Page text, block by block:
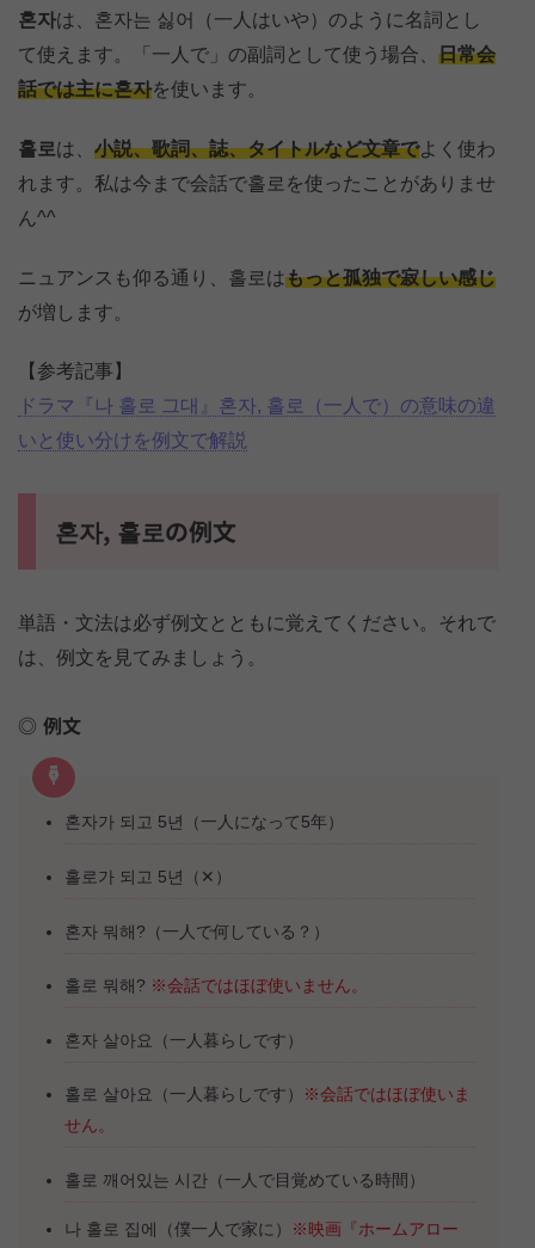
혼자は、혼자는 싫어（一人はいや）のように名詞とし
て使えます。「一人で」の副詞として使う場合、 日常会
話では主に혼자を使います。
홀로は、 小説、歌詞、誌、タイトルなど文章でよく使わ
れます。私は今まで会話で홀로を使ったことがありませ
ん^^
ニュアンスも仰る通り、홀로はもっと孤独で寂しい感じ
が増します。
【参考記事】
ドラマ『나 홀로 그대』혼자, 홀로（一人で）の意味の違
いと使い分けを例文で解説
혼자, 홀로の例文
単語・文法は必ず例文とともに覚えてください。それで
は、例文を見てみましょう。
例文
혼자가 되고 5년（一人になって5年）
홀로가 되고 5년（✕）
혼자 뭐해?（一人で何している？）
홀로 뭐해? ※会話ではほぼ使いません。
혼자 살아요（一人暮らしです）
홀로 살아요（一人暮らしです）
※会話ではほぼ使いま
せん。
홀로 깨어있는 시간（一人で目覚めている時間）
나 홀로 집에（僕一人で家に）
※映画『ホームアロー